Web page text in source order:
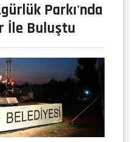
Parkı'nda
İle Buluştu